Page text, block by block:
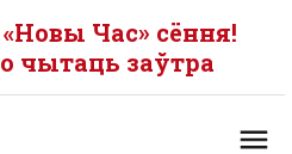
Час» сёння!
чытаць заўтра